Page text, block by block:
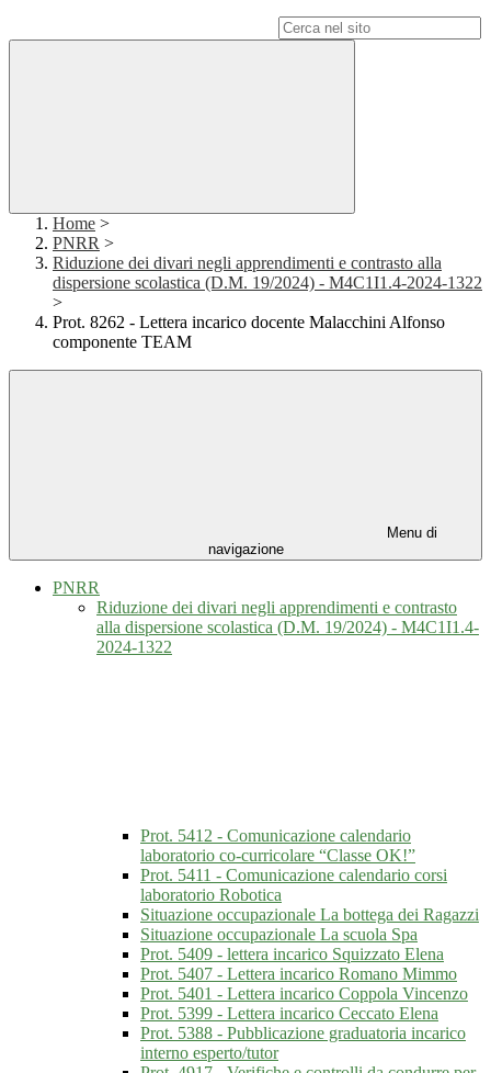
Home >
PNRR >
Riduzione dei divari negli apprendimenti e contrasto alla
dispersione scolastica (D.M. 19/2024) - M4C1I1.4-2024-1322
>
Prot. 8262 - Lettera incarico docente Malacchini Alfonso
componente TEAM
Menu di
navigazione
PNRR
Riduzione dei divari negli apprendimenti e contrasto
alla dispersione scolastica (D.M. 19/2024) - M4C1I1.4-
2024-1322
Prot. 5412 - Comunicazione calendario
laboratorio co-curricolare “Classe OK!”
Prot. 5411 - Comunicazione calendario corsi
laboratorio Robotica
Situazione occupazionale La bottega dei Ragazzi
Situazione occupazionale La scuola Spa
Prot. 5409 - lettera incarico Squizzato Elena
Prot. 5407 - Lettera incarico Romano Mimmo
Prot. 5401 - Lettera incarico Coppola Vincenzo
Prot. 5399 - Lettera incarico Ceccato Elena
Prot. 5388 - Pubblicazione graduatoria incarico
interno esperto/tutor